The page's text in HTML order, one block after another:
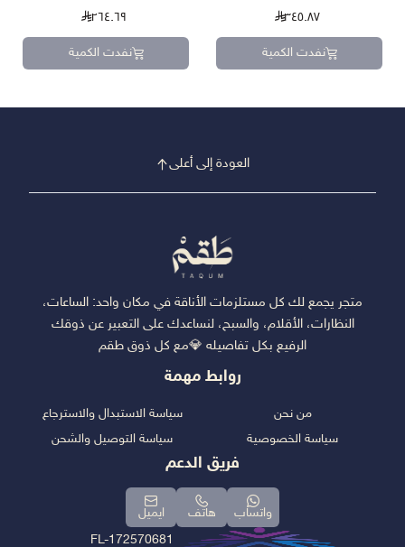
٣٤٥.٨٧
نفدت الكمية
٢٦٤.٦٩
نفدت الكمية
العودة إلى أعلى
متجر يجمع لك كل مستلزمات الأناقة في مكان واحد: الساعات،
النظارات، الأقلام، والسبح، لنساعدك على التعبير عن ذوقك
الرفيع بكل تفاصيله 💎مع كل ذوق طقم
روابط مهمة
من نحن
سياسة الخصوصية
سياسة الاستبدال والاسترجاع
سياسة التوصيل والشحن
فريق الدعم
واتساب هاتف
ايميل
FL-172570681